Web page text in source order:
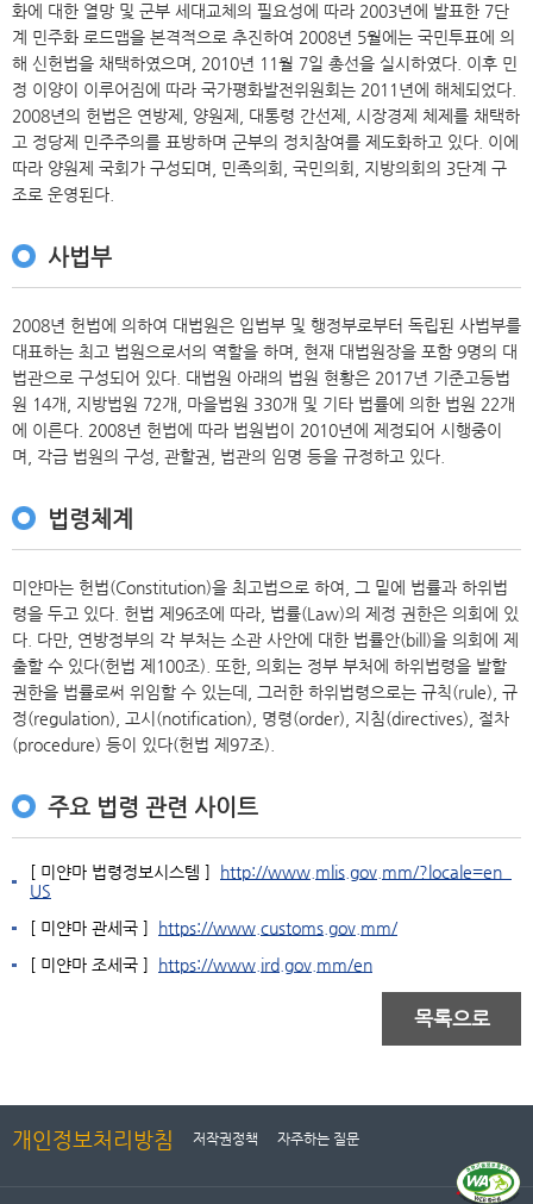
화에 대한 열망 및 군부 세대교체의 필요성에 따라 2003년에 발표한 7단
계 민주화 로드맵을 본격적으로 추진하여 2008년 5월에는 국민투표에 의
해 신헌법을 채택하였으며, 2010년 11월 7일 총선을 실시하였다. 이후 민
정 이양이 이루어짐에 따라 국가평화발전위원회는 2011년에 해체되었다.
2008년의 헌법은 연방제, 양원제, 대통령 간선제, 시장경제 체제를 채택하
고 정당제 민주주의를 표방하며 군부의 정치참여를 제도화하고 있다. 이에
따라 양원제 국회가 구성되며, 민족의회, 국민의회, 지방의회의 3단계 구
조로 운영된다.
사법부
2008년 헌법에 의하여 대법원은 입법부 및 행정부로부터 독립된 사법부를
대표하는 최고 법원으로서의 역할을 하며, 현재 대법원장을 포함 9명의 대
법관으로 구성되어 있다. 대법원 아래의 법원 현황은 2017년 기준고등법
원 14개, 지방법원 72개, 마을법원 330개 및 기타 법률에 의한 법원 22개
에 이른다. 2008년 헌법에 따라 법원법이 2010년에 제정되어 시행중이
며, 각급 법원의 구성, 관할권, 법관의 임명 등을 규정하고 있다.
법령체계
미얀마는 헌법(Constitution)을 최고법으로 하여, 그 밑에 법률과 하위법
령을 두고 있다. 헌법 제96조에 따라, 법률(Law)의 제정 권한은 의회에 있
다. 다만, 연방정부의 각 부처는 소관 사안에 대한 법률안(bill)을 의회에 제
출할 수 있다(헌법 제100조). 또한, 의회는 정부 부처에 하위법령을 발할
권한을 법률로써 위임할 수 있는데, 그러한 하위법령으로는 규칙(rule), 규
정(regulation), 고시(notification), 명령(order), 지침(directives), 절차
(procedure) 등이 있다(헌법 제97조).
주요 법령 관련 사이트
[ 미얀마 법령정보시스템 ]
http://www.mlis.gov.mm/?locale=en_
US
[ 미얀마 관세국 ]
https://www.customs.gov.mm/
[ 미얀마 조세국 ]
https://www.ird.gov.mm/en
목록으로
개인정보처리방침 저작권정책 자주하는 질문